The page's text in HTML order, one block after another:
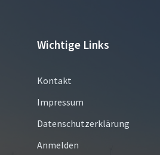
Wichtige Links
Kontakt
Impressum
Datenschutzerklärung
Anmelden